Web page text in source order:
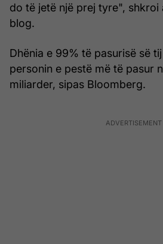
do të jetë një prej tyre", shkroi
blog.
Dhënia e 99% të pasurisë së
personin e pestë më të pasur
miliarder, sipas Bloomberg.